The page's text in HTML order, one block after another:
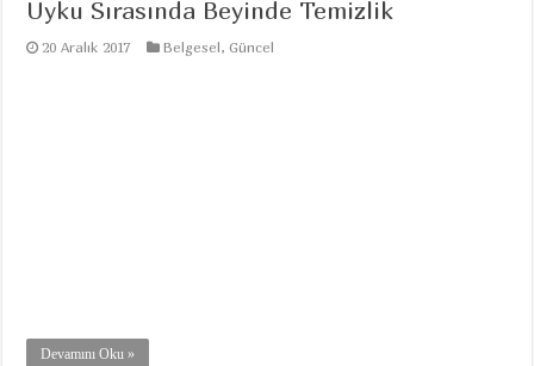
Uyku Sırasında Beyinde Temizlik
20 Aralık 2017 Belgesel,Güncel
Devamını Oku »